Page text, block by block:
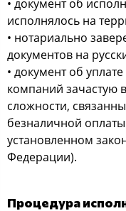
• документ об
исполнялось на
• нотариально
документов на
• документ об
компаний зачастую
сложности,
безналичной
установленном
Федерации).
Процедура